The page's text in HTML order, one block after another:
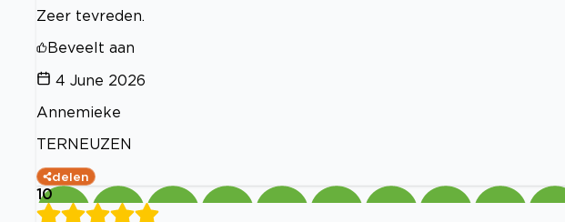
Zeer tevreden.
Beveelt aan
4 June 2026
Annemieke
TERNEUZEN
delen
10